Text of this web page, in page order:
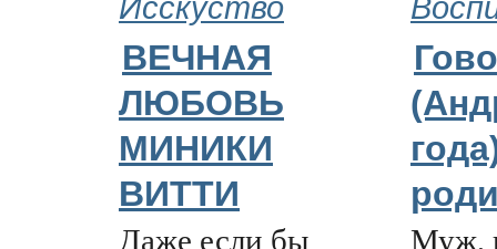
ВЕЧНАЯ
ЛЮБОВЬ
МИНИКИ
ВИТТИ
Даже если бы
Муж,